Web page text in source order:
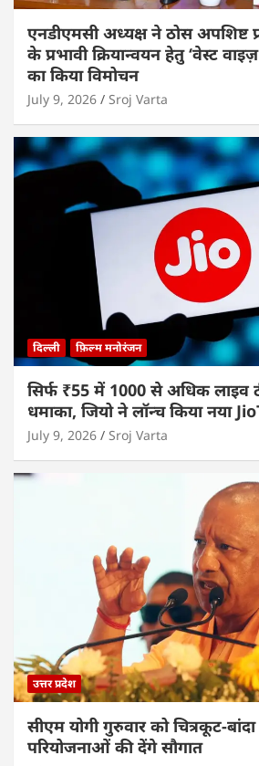
एनडीएमसी अध्यक्ष ने ठोस अपशिष्ट
के प्रभावी क्रियान्वयन हेतु ‘वेस्ट
का किया विमोचन
July 9, 2026 Sroj Varta
दिल्ली फ़िल्म मनोरंजन
सिर्फ ₹55 में 1000 से अधिक लाइव
धमाका, जियो ने लॉन्च किया नया
July 9, 2026 Sroj Varta
उत्तर प्रदेश
सीएम योगी गुरुवार को चित्रकूट-
परियोजनाओं की देंगे सौगात